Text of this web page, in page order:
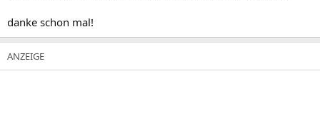
danke schon mal!